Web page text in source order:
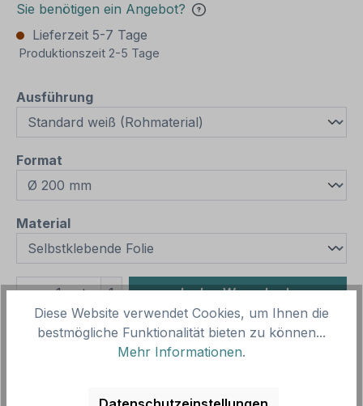
Sie benötigen ein Angebot?
Lieferzeit 5-7 Tage
Produktionszeit 2-5 Tage
Ausführungauswählen
Format
Materialauswählen
Produkt Anzahl: Gib den gewünschten
1 In den Warenkorb
Produktnummer:SH12385.1
Vorlagenummer: VB- FUN-06
Diese Website verwendet Cookies, um Ihnen die
bestmögliche Funktionalität bieten zu können...
Mehr Informationen.